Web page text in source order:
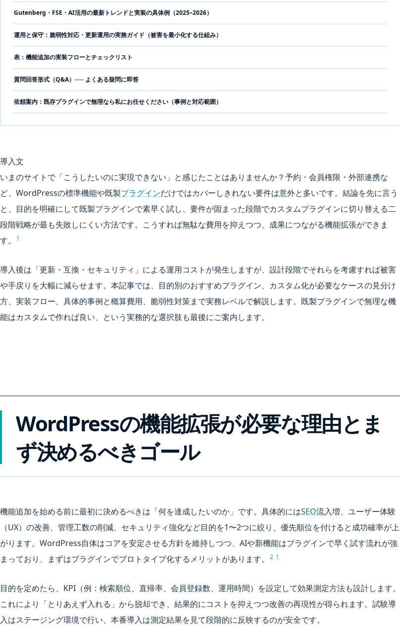
Gutenberg・FSE・AI活用の最新トレンドと実装の具体例（2025–2026）
運用と保守：脆弱性対応・更新運用の実務ガイド（被害を最小化する仕組み）
表：機能追加の実装フローとチェックリスト
質問回答形式（Q&A）── よくある疑問に即答
依頼案内：既存プラグインで無理なら私にお任せください（事例と対応範囲）
導入文
いまのサイトで「こうしたいのに実現できない」と感じたことはありませんか？予約・会員権限・外部連携な
ど、WordPressの標準機能や既製プラグインだけではカバーしきれない要件は意外と多いです。結論を先に言う
と、目的を明確にして既製プラグインで素早く試し、要件が固まった段階でカスタムプラグインに切り替える二
段階戦略が最も失敗しにくい方法です。こうすれば無駄な費用を抑えつつ、成果につながる機能拡張ができま
す。
1
導入後は「更新・互換・セキュリティ」による運用コストが発生しますが、設計段階でそれらを考慮すれば被害
や手戻りを大幅に減らせます。本記事では、目的別のおすすめプラグイン、カスタム化が必要なケースの見分け
方、実装フロー、具体的事例と概算費用、脆弱性対策まで実務レベルで解説します。既製プラグインで無理な機
能はカスタムで作れば良い、という実務的な選択肢も最後にご案内します。
WordPressの機能拡張が必要な理由とま
ず決めるべきゴール
機能追加を始める前に最初に決めるべきは「何を達成したいのか」です。具体的にはSEO流入増、ユーザー体験
（UX）の改善、管理工数の削減、セキュリティ強化など目的を1〜2つに絞り、優先順位を付けると成功確率が上
がります。WordPress自体はコアを安定させる方針を維持しつつ、AIや新機能はプラグインで早く試す流れが強
まっており、まずはプラグインでプロトタイプ化するメリットがあります。
2 1
目的を定めたら、KPI（例：検索順位、直帰率、会員登録数、運用時間）を設定して効果測定方法も設計します。
これにより「とりあえず入れる」から脱却でき、結果的にコストを抑えつつ改善の再現性が得られます。試験導
入はステージング環境で行い、本番導入は測定結果を見て段階的に反映するのが安全です。